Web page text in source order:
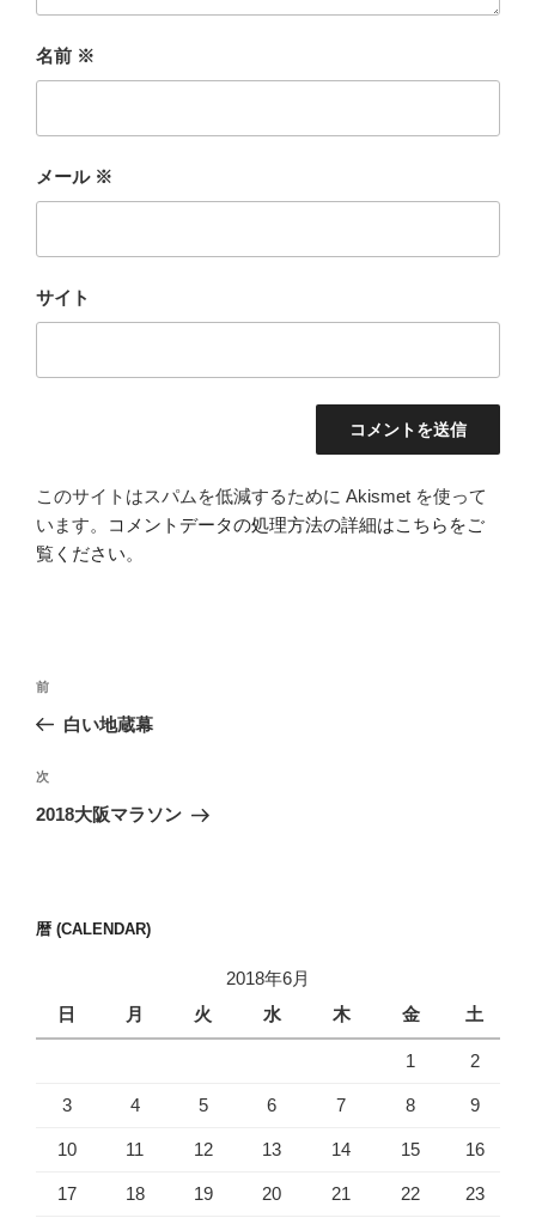
名前 ※
メール ※
サイト
このサイトはスパムを低減するために Akismet を使って
います。
コメントデータの処理方法の詳細はこちらをご
覧ください。
投
ナ
ビ
ゲ
ン
前
の
稿
前
白い地蔵幕
次
の
次
2018大阪マラソン
暦 (CALENDAR)
2018年6月
日
月 火 水 木 金 土
1 2
3 4 5 6 7 8 9
10 11 12 13 14 15 16
17 18 19 20 21 22 23